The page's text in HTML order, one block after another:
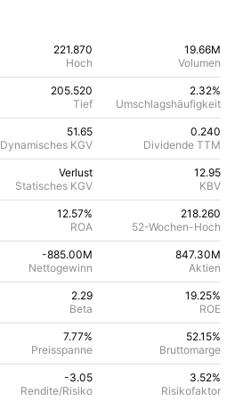
221.870
Hoch
19.66M
Volumen
51.65
Dynamisches KGV
0.240
Dividende TTM
2.32%
Umschlagshäufigkeit
205.520
Tief
Verlust
Statisches KGV
12.95
KBV
12.57%
ROA
218.260
52-Wochen-Hoch
-885.00M
Nettogewinn
847.30M
Aktien
2.29
Beta
19.25%
ROE
7.77%
Preisspanne
52.15%
Bruttomarge
-3.05
Rendite/Risiko
3.52%
Risikofaktor